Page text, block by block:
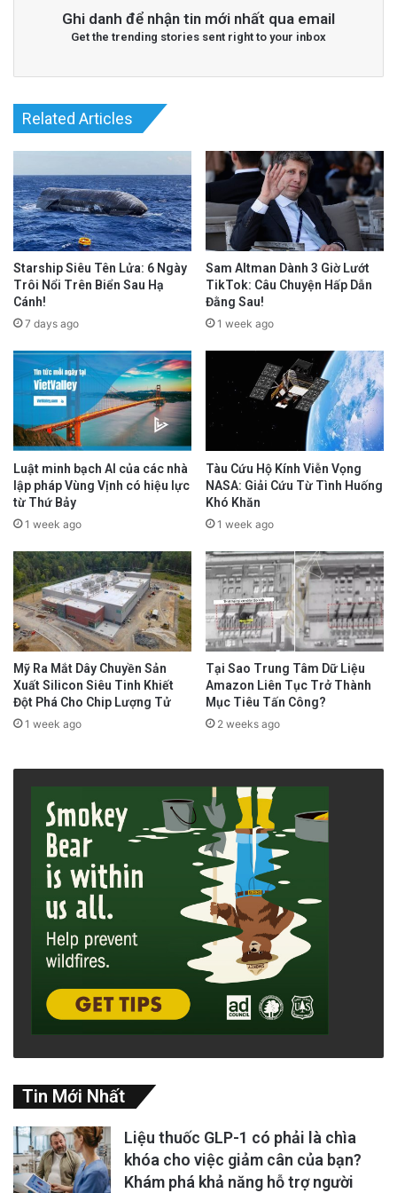
Ghi danh để nhận tin mới nhất qua email
Get the trending stories sent right to your inbox
Related Articles
Starship Siêu Tên Lửa: 6 Ngày
Trôi Nổi Trên Biển Sau Hạ
Cánh!
7 days ago
Sam Altman Dành 3 Giờ Lướt
TikTok: Câu Chuyện Hấp Dẫn
Đằng Sau!
1 week ago
Luật minh bạch AI của các nhà
lập pháp Vùng Vịnh có hiệu lực
từ Thứ Bảy
1 week ago
Tàu Cứu Hộ Kính Viễn Vọng
NASA: Giải Cứu Từ Tình Huống
Khó Khăn
1 week ago
Mỹ Ra Mắt Dây Chuyền Sản
Xuất Silicon Siêu Tinh Khiết
Đột Phá Cho Chip Lượng Tử
1 week ago
Tại Sao Trung Tâm Dữ Liệu
Amazon Liên Tục Trở Thành
Mục Tiêu Tấn Công?
2 weeks ago
Tin Mới Nhất
Liệu thuốc GLP-1 có phải là chìa
khóa cho việc giảm cân của bạn?
Khám phá khả năng hỗ trợ người